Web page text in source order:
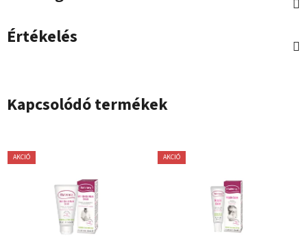
Értékelés
Kapcsolódó termékek
AKCIÓ AKCIÓ